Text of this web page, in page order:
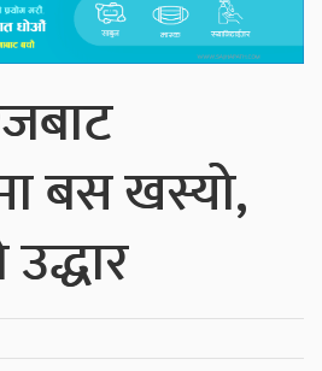
बस खस्यो,